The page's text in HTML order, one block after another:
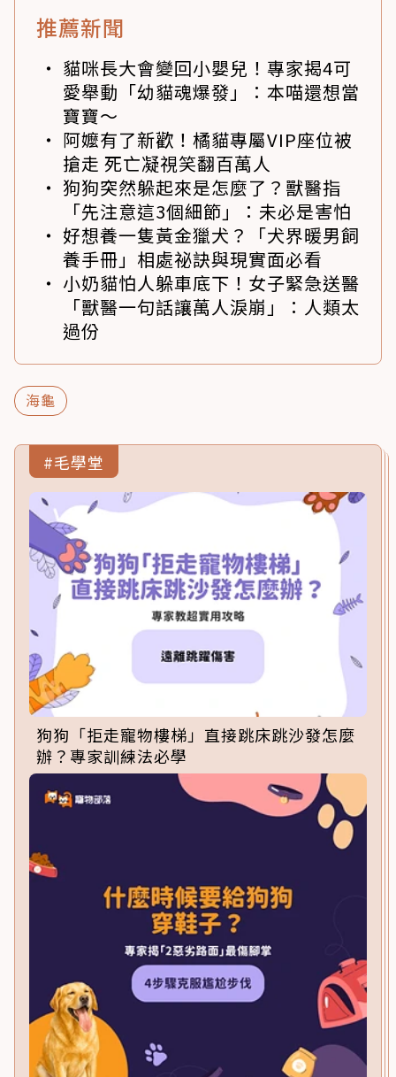
推薦新聞
貓咪長大會變回小嬰兒！專家揭4可
愛舉動「幼貓魂爆發」：本喵還想當
寶寶～
阿嬤有了新歡！橘貓專屬VIP座位被
搶走 死亡凝視笑翻百萬人
狗狗突然躲起來是怎麼了？獸醫指
「先注意這3個細節」：未必是害怕
好想養一隻黃金獵犬？「犬界暖男飼
養手冊」相處祕訣與現實面必看
小奶貓怕人躲車底下！女子緊急送醫
「獸醫一句話讓萬人淚崩」：人類太
過份
海龜
#毛學堂
狗狗「拒走寵物樓梯」直接跳床跳沙發怎麼
辦？專家訓練法必學